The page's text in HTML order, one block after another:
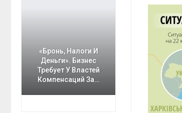
«Бронь, Налоги И
Деньги». Бизнес
Требует У Властей
Компенсаций За…